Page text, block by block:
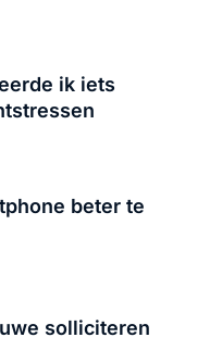
ik iets
beter te
solliciteren